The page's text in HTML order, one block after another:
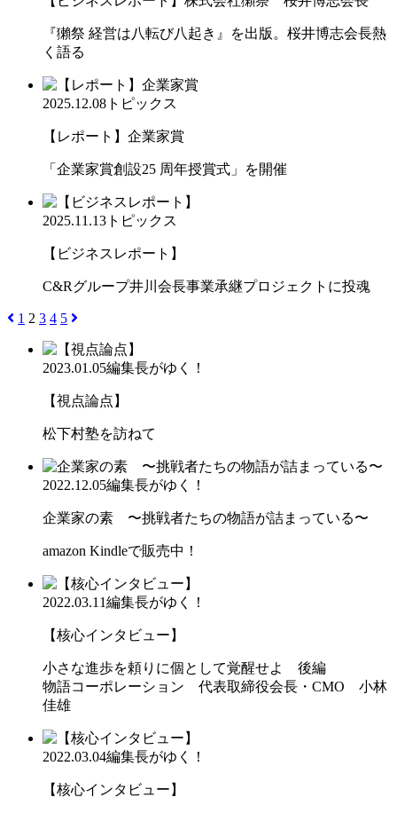
『獺祭 経営は八転び八起き』を出版。桜井博志会長熱
く語る
2025.12.08 トピックス
【レポート】企業家賞
「企業家賞創設25 周年授賞式」を開催
2025.11.13 トピックス
【ビジネスレポート】
C&Rグループ井川会長事業承継プロジェクトに投魂
1 2 3 4 5
2023.01.05編集長がゆく！
【視点論点】
松下村塾を訪ねて
2022.12.05編集長がゆく！
企業家の素 〜挑戦者たちの物語が詰まっている〜
amazon Kindleで販売中！
2022.03.11編集長がゆく！
【核心インタビュー】
小さな進歩を頼りに個として覚醒せよ 後編
物語コーポレーション 代表取締役会長・CMO 小林
佳雄
2022.03.04編集長がゆく！
【核心インタビュー】